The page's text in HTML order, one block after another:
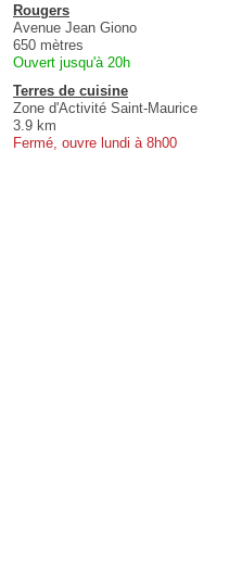
Rougers
Avenue Jean Giono
650 mètres
Ouvert jusqu'à 20h
Terres de cuisine
Zone d'Activité Saint-Maurice
3.9 km
Fermé, ouvre lundi à 8h00